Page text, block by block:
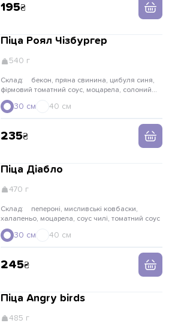
195
Піца Роял Чізбургер
540 г
Склад:
фірмовий томатний соус, моцарела, солоний
огірок, цибуля криспі, соус гірчичний
30 см 40 см
235
Піца Діабло
470 г
Склад:
халапеньо, моцарела, соус чилі, томатний соус
30 см 40 см
245
Піца Angry birds
485 г